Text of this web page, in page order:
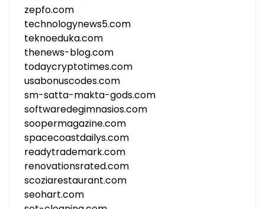
zepfo.com
technologynews5.com
teknoeduka.com
thenews-blog.com
todaycryptotimes.com
usabonuscodes.com
sm-satta-makta-gods.com
softwaredegimnasios.com
soopermagazine.com
spacecoastdailys.com
readytrademark.com
renovationsrated.com
scoziarestaurant.com
seohart.com